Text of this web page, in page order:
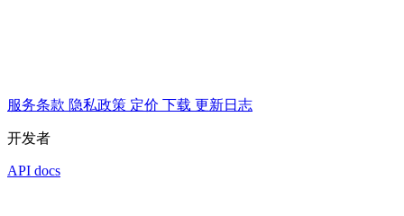
服务条款 隐私政策 定价 下载 更新日志
开发者
API docs